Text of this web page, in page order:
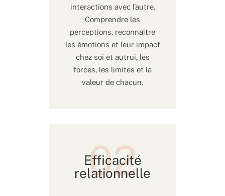
interactions avec l’autre.
Comprendre les
perceptions, reconnaître
les émotions et leur impact
chez soi et autrui, les
forces, les limites et la
valeur de chacun.
Efficacité
relationnelle